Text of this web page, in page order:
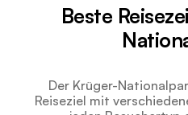
Beste
Der Krüger-
Reiseziel mit